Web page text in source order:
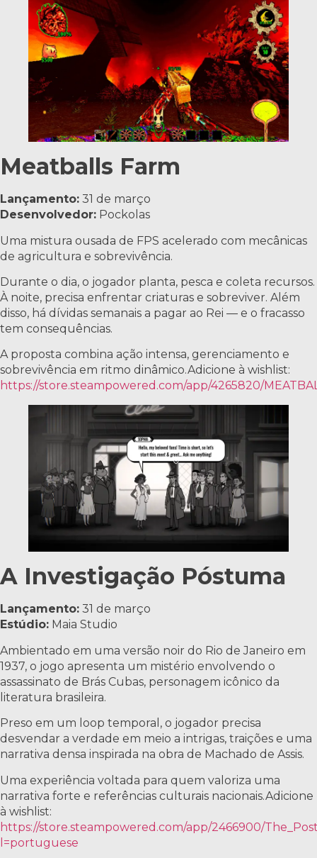
Meatballs Farm
Lançamento: 31 de março
Desenvolvedor: Pockolas
Uma mistura ousada de FPS acelerado com mecânicas
de agricultura e sobrevivência.
Durante o dia, o jogador planta, pesca e coleta recursos.
À noite, precisa enfrentar criaturas e sobreviver. Além
disso, há dívidas semanais a pagar ao Rei — e o fracasso
tem consequências.
A proposta combina ação intensa, gerenciamento e
sobrevivência em ritmo dinâmico.Adicione à wishlist:
https://store.steampowered.com/app/4265820/
A Investigação Póstuma
Lançamento: 31 de março
Estúdio: Maia Studio
Ambientado em uma versão noir do Rio de Janeiro em
1937, o jogo apresenta um mistério envolvendo o
assassinato de Brás Cubas, personagem icônico da
literatura brasileira.
Preso em um loop temporal, o jogador precisa
desvendar a verdade em meio a intrigas, traições e uma
narrativa densa inspirada na obra de Machado de Assis.
Uma experiência voltada para quem valoriza uma
narrativa forte e referências culturais nacionais.Adicione
à wishlist:
https://store.steampowered.com/app/2466900/
l=portuguese